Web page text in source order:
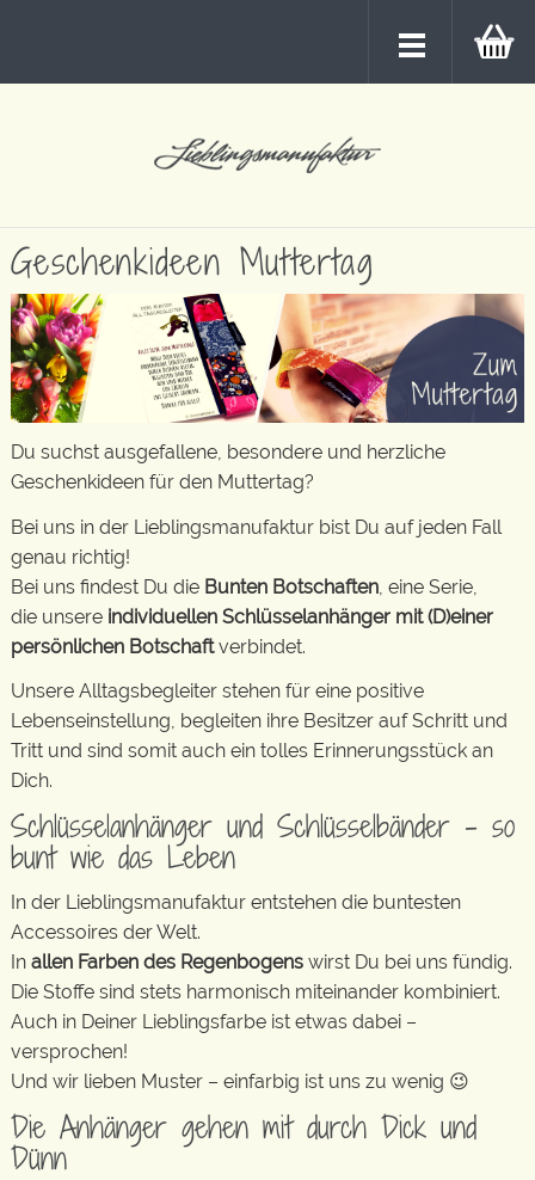
Geschenkideen Muttertag
Du suchst ausgefallene, besondere und herzliche
Geschenkideen für den Muttertag?
Bei uns in der Lieblingsmanufaktur bist Du auf jeden Fall
genau richtig!
Bei uns findest Du die Bunten Botschaften , eine Serie,
die unsere individuellen Schlüsselanhänger mit (D)einer
persönlichen Botschaftverbindet.
Unsere Alltagsbegleiter stehen für eine positive
Lebenseinstellung, begleiten ihre Besitzer auf Schritt und
Tritt und sind somit auch ein tolles Erinnerungsstück an
Dich.
Schlüsselanhänger und Schlüsselbänder – so
bunt wie das Leben
In der Lieblingsmanufaktur entstehen die buntesten
Accessoires der Welt.
In allen Farben des Regenbogens wirst Du bei uns fündig.
Die Stoffe sind stets harmonisch miteinander kombiniert.
Auch in Deiner Lieblingsfarbe ist etwas dabei –
versprochen!
Und wir lieben Muster – einfarbig ist uns zu wenig 😉
Die Anhänger gehen mit durch Dick und
Dünn